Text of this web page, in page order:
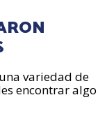
variedad de
encontrar algo